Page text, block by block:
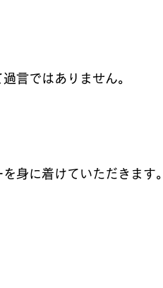
言ではありません。
身に着けていただきます。